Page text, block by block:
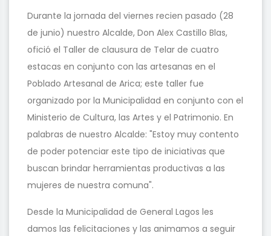
Durante la jornada del viernes recien pasado (28
de junio) nuestro Alcalde, Don Alex Castillo Blas,
ofició el Taller de clausura de Telar de cuatro
estacas en conjunto con las artesanas en el
Poblado Artesanal de Arica; este taller fue
organizado por la Municipalidad en conjunto con el
Ministerio de Cultura, las Artes y el Patrimonio. En
palabras de nuestro Alcalde: "Estoy muy contento
de poder potenciar este tipo de iniciativas que
buscan brindar herramientas productivas a las
mujeres de nuestra comuna".
Desde la Municipalidad de General Lagos les
damos las felicitaciones y las animamos a seguir